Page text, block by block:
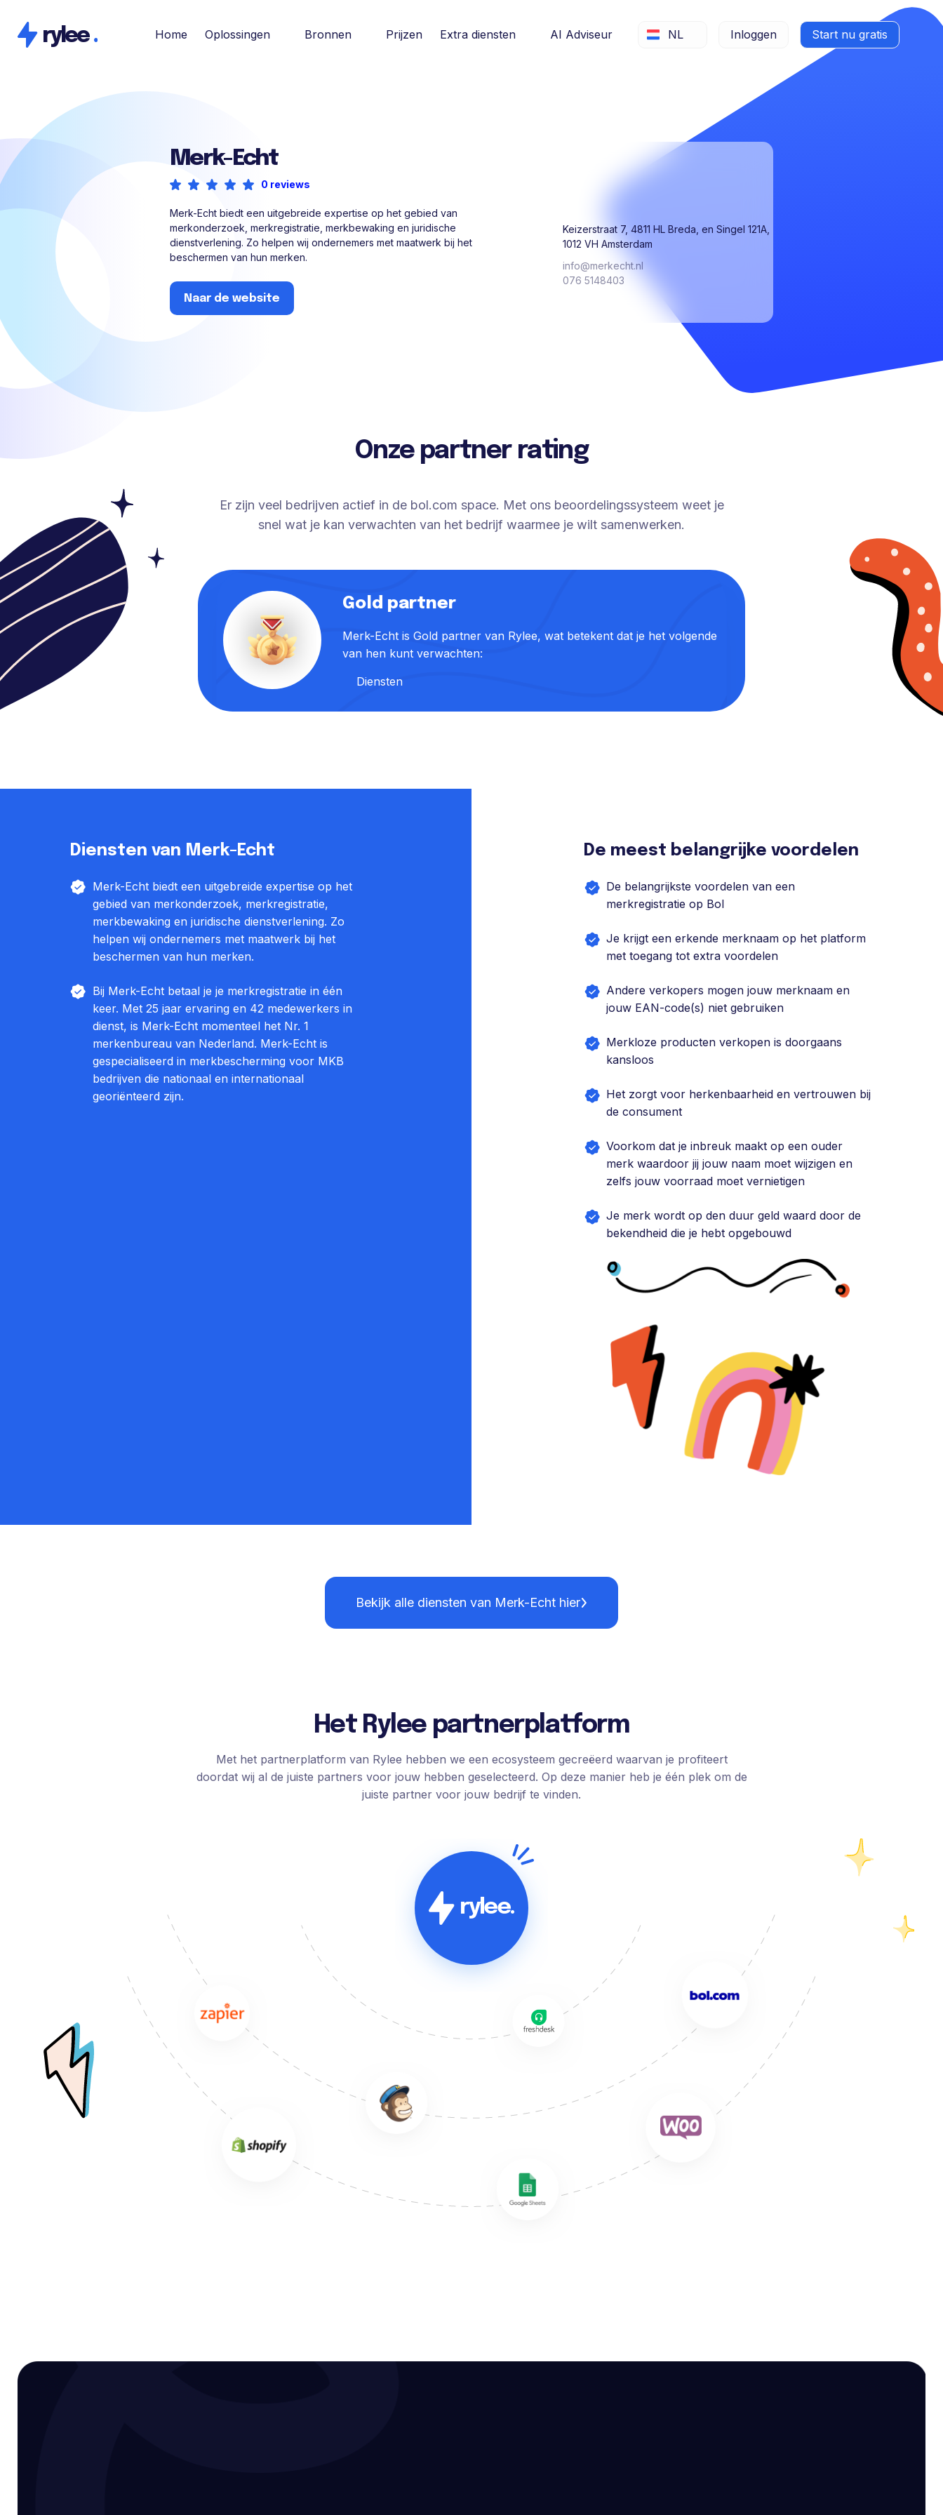
rylee. Home Oplossingen Bronnen Prijzen Extra diensten AI Adviseur NL Inloggen Start nu gratis
Merk-Echt
0 reviews
Merk-Echt biedt een uitgebreide expertise op het gebied van
merkonderzoek, merkregistratie, merkbewaking en juridische
dienstverlening. Zo helpen wij ondernemers met maatwerk bij het
beschermen van hun merken.
Naar de website
Keizerstraat 7, 4811 HL Breda, en Singel 121A,
1012 VH Amsterdam
info@merkecht.nl
076 5148403
Onze partner rating
Er zijn veel bedrijven actief in de bol.com space. Met ons beoordelingssysteem weet je
snel wat je kan verwachten van het bedrijf waarmee je wilt samenwerken.
Gold partner
Merk-Echt is Gold partner van Rylee, wat betekent dat je het volgende
van hen kunt verwachten:
Diensten
Diensten van Merk-Echt
Merk-Echt biedt een uitgebreide expertise op het
gebied van merkonderzoek, merkregistratie,
merkbewaking en juridische dienstverlening. Zo
helpen wij ondernemers met maatwerk bij het
beschermen van hun merken.
Bij Merk-Echt betaal je je merkregistratie in één
keer. Met 25 jaar ervaring en 42 medewerkers in
dienst, is Merk-Echt momenteel het Nr. 1
merkenbureau van Nederland. Merk-Echt is
gespecialiseerd in merkbescherming voor MKB
bedrijven die nationaal en internationaal
georiënteerd zijn.
De meest belangrijke voordelen
De belangrijkste voordelen van een
merkregistratie op Bol
Je krijgt een erkende merknaam op het platform
met toegang tot extra voordelen
Andere verkopers mogen jouw merknaam en
jouw EAN-code(s) niet gebruiken
Merkloze producten verkopen is doorgaans
kansloos
Het zorgt voor herkenbaarheid en vertrouwen bij
de consument
Voorkom dat je inbreuk maakt op een ouder
merk waardoor jij jouw naam moet wijzigen en
zelfs jouw voorraad moet vernietigen
Je merk wordt op den duur geld waard door de
bekendheid die je hebt opgebouwd
Bekijk alle diensten van Merk-Echt hier
Het Rylee partnerplatform
Met het partnerplatform van Rylee hebben we een ecosysteem gecreëerd waarvan je profiteert
doordat wij al de juiste partners voor jouw hebben geselecteerd. Op deze manier heb je één plek om de
juiste partner voor jouw bedrijf te vinden.
rylee.